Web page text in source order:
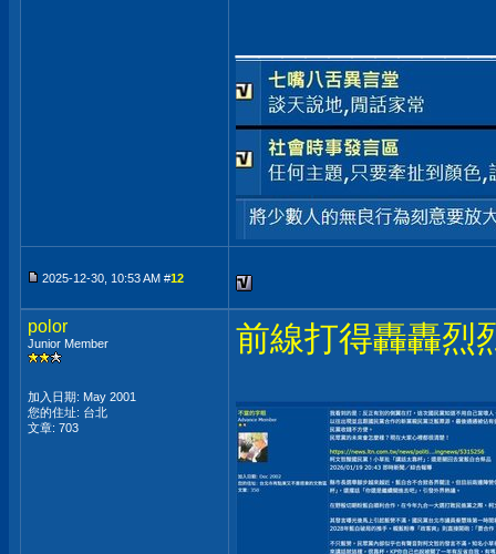
2025-12-30, 10:53 AM #12
polor
Junior Member
加入日期: May 2001
您的住址: 台北
文章: 703
前線打得轟轟烈